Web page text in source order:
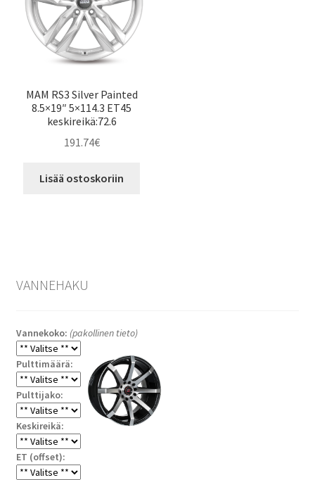
MAM RS3 Silver Painted
8.5×19″ 5×114.3 ET45
keskireikä:72.6
191.74€
Lisää ostoskoriin
VANNEHAKU
Vannekoko: (pakollinen tieto)
Pulttimäärä:
Pulttijako:
Keskireikä:
ET (offset):